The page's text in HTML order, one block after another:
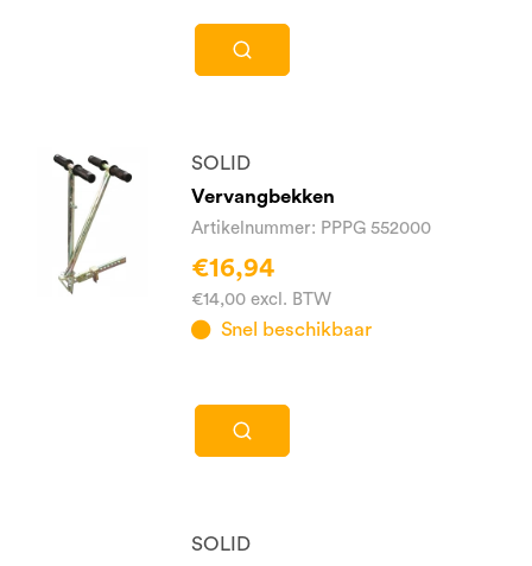
SOLID
Vervangbekken
Artikelnummer: PPPG 552000
€16,94
€14,00 excl. BTW
Snel beschikbaar
SOLID